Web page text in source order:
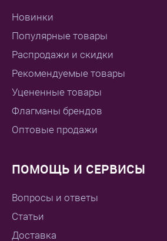
Новинки
Популярные товары
Распродажи и скидки
Рекомендуемые товары
Уцененные товары
Флагманы брендов
Оптовые продажи
ПОМОЩЬ И СЕРВИСЫ
Вопросы и ответы
Статьи
Доставка